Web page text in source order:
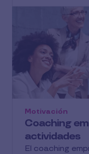
Coaching
actividades
Motivación
El coaching